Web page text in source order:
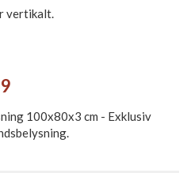
vertikalt.
100x80x3 cm - Exklusiv